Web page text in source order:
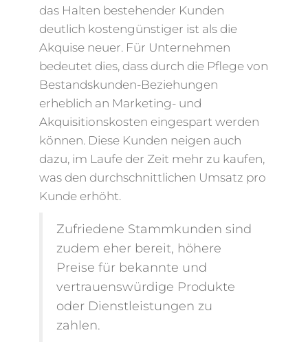
das Halten bestehender Kunden
deutlich kostengünstiger ist als die
Akquise neuer. Für Unternehmen
bedeutet dies, dass durch die Pflege von
Bestandskunden-Beziehungen
erheblich an Marketing- und
Akquisitionskosten eingespart werden
können. Diese Kunden neigen auch
dazu, im Laufe der Zeit mehr zu kaufen,
was den durchschnittlichen Umsatz pro
Kunde erhöht.
Zufriedene Stammkunden sind
zudem eher bereit, höhere
Preise für bekannte und
vertrauenswürdige Produkte
oder Dienstleistungen zu
zahlen.